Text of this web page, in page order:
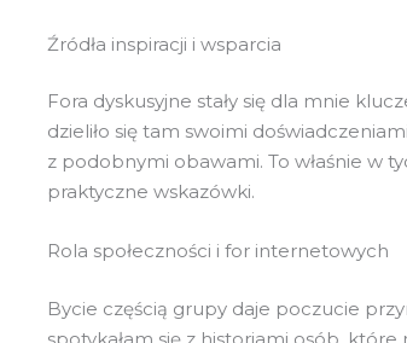
Źródła inspiracji i wsparcia
Fora dyskusyjne stały się dla mnie
dzieliło się tam swoimi
z podobnymi obawami. To właśnie w
praktyczne wskazówki.
Rola społeczności i for internetowych
Bycie częścią grupy daje poczucie